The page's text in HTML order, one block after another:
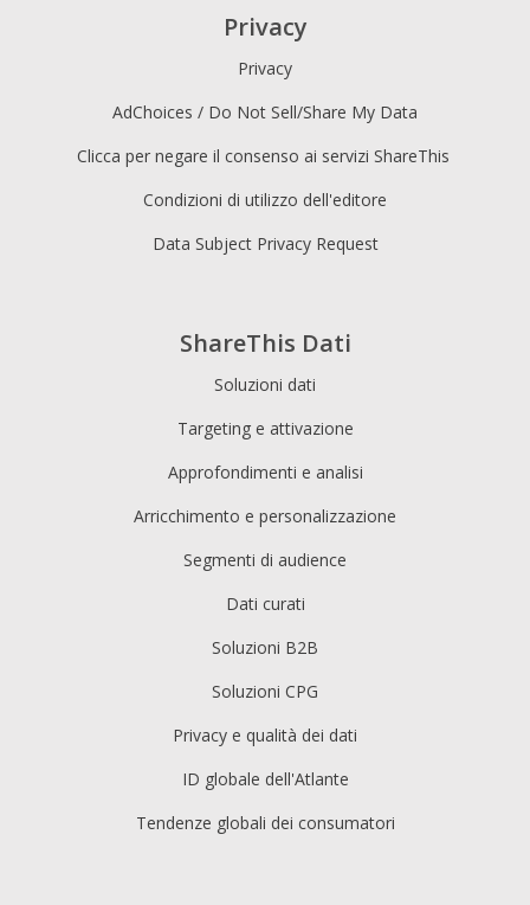
ShareThis Dati
Soluzioni dati
Targeting e attivazione
Approfondimenti e analisi
Arricchimento e personalizzazione
Segmenti di audience
Dati curati
Soluzioni B2B
Soluzioni CPG
Privacy e qualità dei dati
ID globale dell'Atlante
Tendenze globali dei consumatori
Privacy
Privacy
AdChoices / Do Not Sell/Share My Data
Clicca per negare il consenso ai servizi ShareThis
Condizioni di utilizzo dell'editore
Data Subject Privacy Request